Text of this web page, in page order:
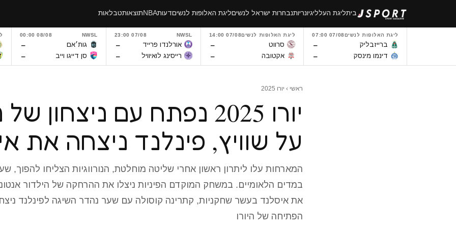
ביתליגת העלליגיונריותנבחרות ישראל לנשיםליגת האלופות לנשיםדעותNBAתוצאותטבלאות
ליגת האלופות לנשים07/08 07:00
ברייזבליק –
דינמו מינסק –
ליגת האלופות לנשים07/08 14:00
סרווט –
אקטובה –
NWSL
07/08 23:00
אורלנדו פרייד –
רייסינג לואיוויל –
NWSL
08/08 00:00
גות׳אם –
סן דייגו וייב –
ראשי › יורו 2025
יורו 2025 נפתח עם ניצחון
על שוויץ, פינלנד ניצחה את
במדים הלאומיים. במשחק המוקדם הפיניות ניצלו את ההרחקה של הילדור
את איסלנד בעשר שחקניות, קתרינה קוסולה עם שער נהדר השיגה לפינלנד
הפתיחה של היורו